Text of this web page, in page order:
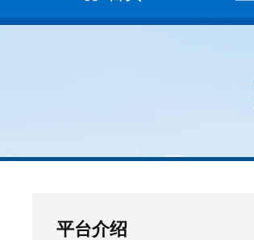
平台介绍